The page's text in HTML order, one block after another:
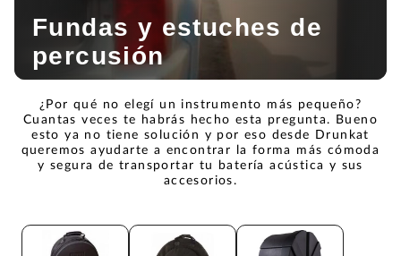
Fundas y estuches de
percusión
¿Por qué no elegí un instrumento más pequeño?
Cuantas veces te habrás hecho esta pregunta. Bueno
esto ya no tiene solución y por eso desde Drunkat
queremos ayudarte a encontrar la forma más cómoda
y segura de transportar tu batería acústica y sus
accesorios.